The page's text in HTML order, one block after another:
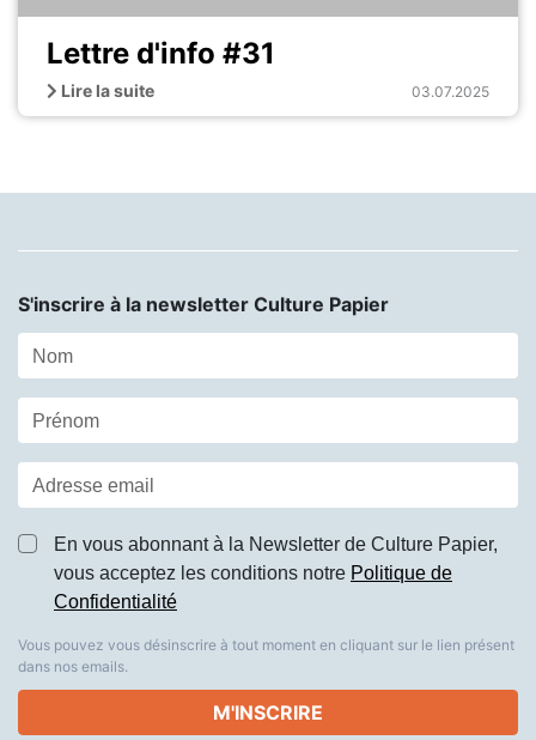
Lettre d'info #31
Lire la suite 03.07.2025
S'inscrire à la newsletter Culture Papier
En vous abonnant à la Newsletter de Culture Papier,
vous acceptez les conditions notre Politique de
Confidentialité
Vous pouvez vous désinscrire à tout moment en cliquant sur le lien présent
dans nos emails.
M'INSCRIRE